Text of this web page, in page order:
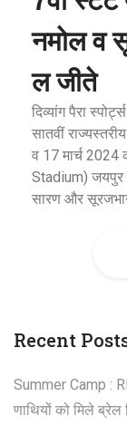
नमोल व
ल जीते
दिव्यांग पैरा
सातवीं
व 17 मार्च 2024
Stadium) जयपुर
सारण और
Recent
Summer Camp :
णाथियों को मिले